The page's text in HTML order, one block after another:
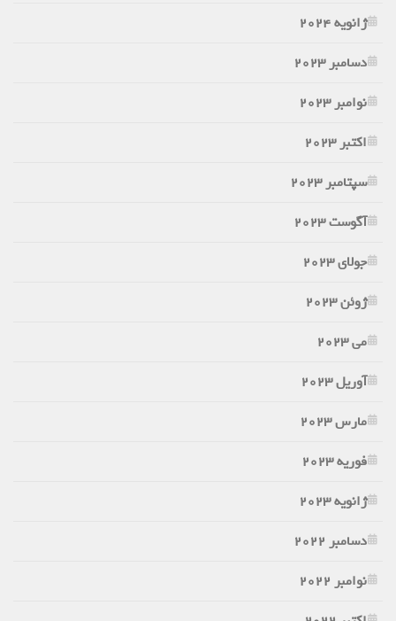
ژانویه 2024
دسامبر 2023
نوامبر 2023
اکتبر 2023
سپتامبر 2023
آگوست 2023
جولای 2023
ژوئن 2023
می 2023
آوریل 2023
مارس 2023
فوریه 2023
ژانویه 2023
دسامبر 2022
نوامبر 2022